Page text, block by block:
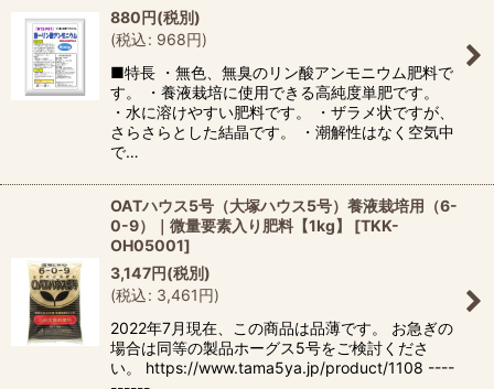
880円(税別)
(税込: 968円)
■特長 ・無色、無臭のリン酸アンモニウム肥料で
す。 ・養液栽培に使用できる高純度単肥です。
・水に溶けやすい肥料です。 ・ザラメ状ですが、
さらさらとした結晶です。 ・潮解性はなく空気中
で…
OATハウス5号（大塚ハウス5号）養液栽培用（6-
0-9）｜微量要素入り肥料【1kg】
[TKK-
OH05001]
3,147円(税別)
(税込: 3,461円)
2022年7月現在、この商品は品薄です。 お急ぎの
場合は同等の製品ホーグス5号をご検討くださ
い。 https://www.tama5ya.jp/product/1108 ----